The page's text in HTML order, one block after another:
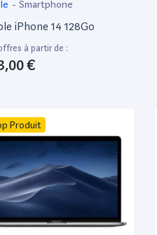
- Smartphone
iPhone 14 128Go
à partir de :
€
Produit